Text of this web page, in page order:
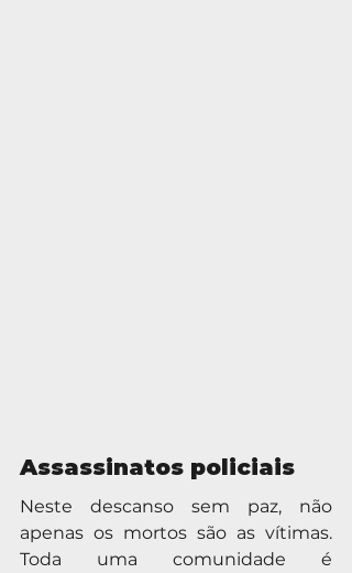
Assassinatos policiais
Neste descanso sem paz, não
apenas os mortos são as vítimas.
Toda uma comunidade é